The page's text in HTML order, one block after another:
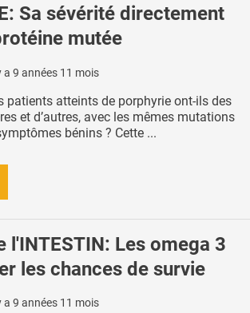
Sa sévérité directement
mutée
a 9 années 11 mois
patients atteints de porphyrie ont-ils des
et d’autres, avec les mêmes mutations
bénins ? Cette ...
l'INTESTIN: Les omega 3
les chances de survie
a 9 années 11 mois